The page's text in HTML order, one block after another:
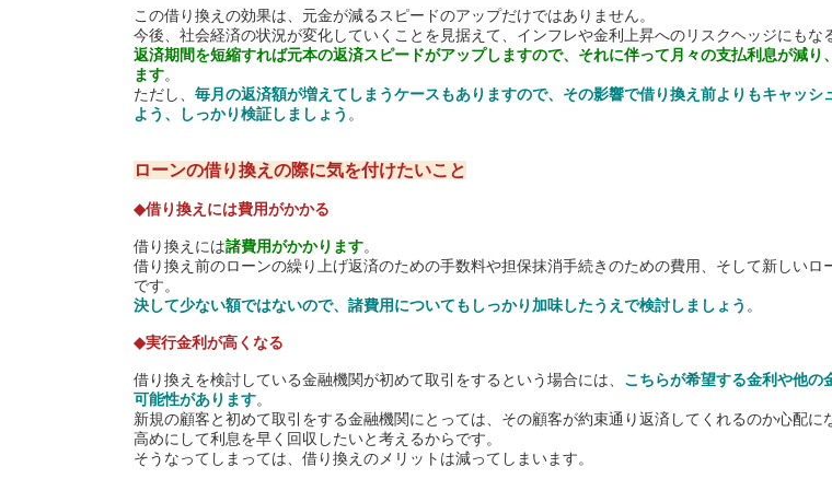
この借り換えの効果は、元金が減るスピードのアップだけではありません。
今後、社会経済の状況が変化していくことを見据えて、インフレや金利上昇へのリスクヘッジにもな
返済期間を短縮すれば元本の返済スピードがアップしますので、それに伴って月々の支払利息が減り
ます。
ただし、 毎月の返済額が増えてしまうケースもありますので、その影響で借り換え前よりもキャッシ
よう、しっかり検証しましょう 。
ローンの借り換えの際に気を付けたいこと
◆借り換えには費用がかかる
借り換えには諸費用がかかります。
借り換え前のローンの繰り上げ返済のための手数料や担保抹消手続きのための費用、そして新しいロ
です。
決して少ない額ではないので、諸費用についてもしっかり加味したうえで検討しましょう 。
◆実行金利が高くなる
借り換えを検討している金融機関が初めて取引をするという場合には、 こちらが希望する金利や他の
可能性があります。
新規の顧客と初めて取引をする金融機関にとっては、その顧客が約束通り返済してくれるのか心配に
高めにして利息を早く回収したいと考えるからです。
そうなってしまっては、借り換えのメリットは減ってしまいます。